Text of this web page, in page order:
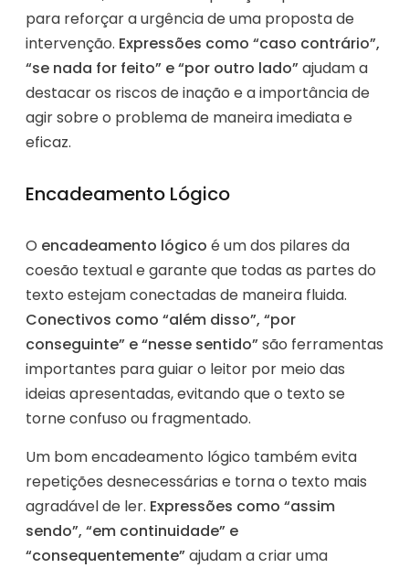
para reforçar a urgência de uma proposta de
intervenção. Expressões como “caso contrário”,
“se nada for feito” e “por outro lado”ajudam a
destacar os riscos de inação e a importância de
agir sobre o problema de maneira imediata e
eficaz.
Encadeamento Lógico
O encadeamento lógico é um dos pilares da
coesão textual e garante que todas as partes do
texto estejam conectadas de maneira fluida.
Conectivos como “além disso”, “por
conseguinte” e “nesse sentido”são ferramentas
importantes para guiar o leitor por meio das
ideias apresentadas, evitando que o texto se
torne confuso ou fragmentado.
Um bom encadeamento lógico também evita
repetições desnecessárias e torna o texto mais
agradável de ler. Expressões como “assim
sendo”, “em continuidade” e
“consequentemente”ajudam a criar uma